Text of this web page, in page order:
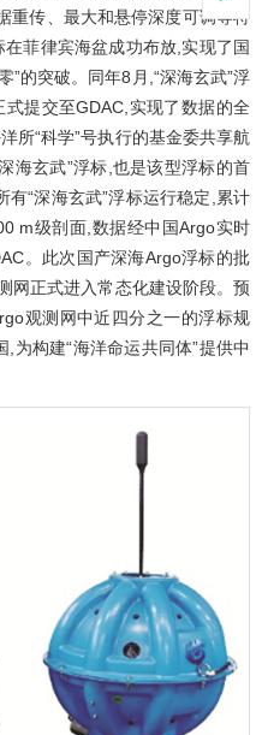
重传、最大和悬停深度可调等特
在菲律宾海盆成功布放,实现了国
”的突破。同年8月,“深海玄武”浮
提交至GDAC,实现了数据的全
所“科学”号执行的基金委共享航
海玄武”浮标,也是该型浮标的首
“深海玄武”浮标运行稳定,累计
m级剖面,数据经中国Argo实时
。此次国产深海Argo浮标的批
网正式进入常态化建设阶段。预
观测网中近四分之一的浮标规
为构建“海洋命运共同体”提供中